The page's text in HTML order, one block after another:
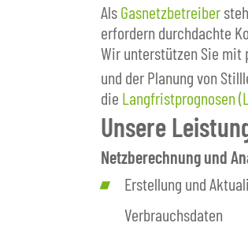
AlsGasnetzbetreiber
erfordern durchdachte
Wir unterstützen Sie mit
und der Planung von
die Langfristprognosen
Unsere
Netzberechnung und
Erstellung und
Verbrauchsdaten